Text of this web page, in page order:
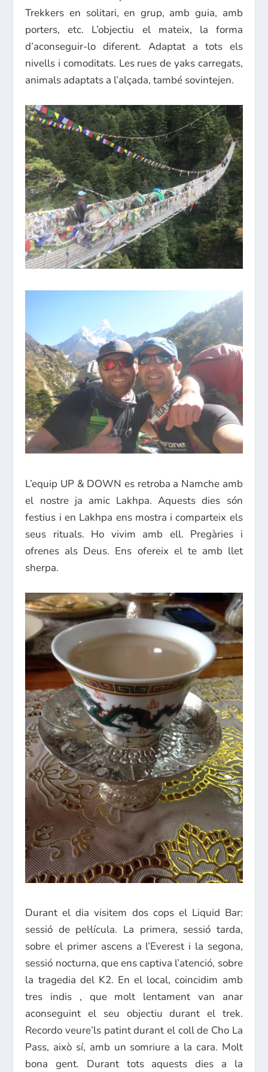
Trekkers en solitari, en grup, amb guia, amb
porters, etc. L’objectiu el mateix, la forma
d’aconseguir-lo diferent. Adaptat a tots els
nivells i comoditats. Les rues de yaks carregats,
animals adaptats a l’alçada, també sovintejen.
L’equip UP & DOWN es retroba a Namche amb
el nostre ja amic Lakhpa. Aquests dies són
festius i en Lakhpa ens mostra i comparteix els
seus rituals. Ho vivim amb ell. Pregàries i
ofrenes als Deus. Ens ofereix el te amb llet
sherpa.
Durant el dia visitem dos cops el Liquid Bar:
sessió de pel·lícula. La primera, sessió tarda,
sobre el primer ascens a l’Everest i la segona,
sessió nocturna, que ens captiva l’atenció, sobre
la tragedia del K2. En el local, coincidim amb
tres indis , que molt lentament van anar
aconseguint el seu objectiu durant el trek.
Recordo veure’ls patint durant el coll de Cho La
Pass, això sí, amb un somriure a la cara. Molt
bona gent. Durant tots aquests dies a la